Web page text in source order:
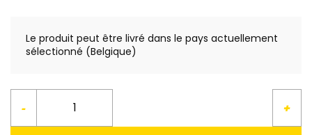
Le produit peut être livré dans le pays actuellement
sélectionné (Belgique)
- +